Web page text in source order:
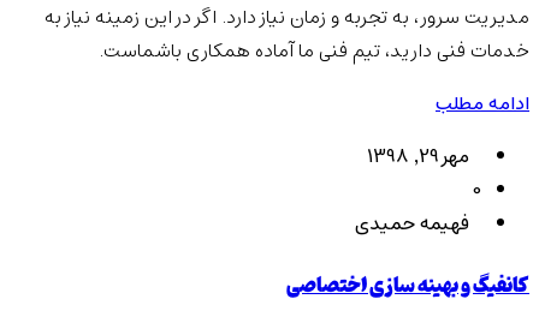
مدیریت سرور، به تجربه و زمان نیاز دارد. اگر در این زمینه نیاز به
خدمات فنی دارید، تیم فنی ما آماده همکاری باشماست.
ادامه مطلب
مهر 29, 1398
0
فهیمه حمیدی
کانفیگ و بهینه سازی اختصاصی